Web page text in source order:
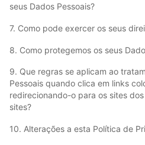
seus Dados Pessoais?
7. Como pode exercer os seus
8. Como protegemos os seus
9. Que regras se aplicam ao
Pessoais quando clica em links
redirecionando-o para os sites
sites?
10. Alterações a esta Política de